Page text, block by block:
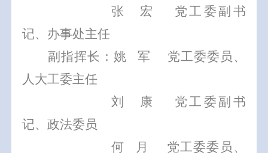
张
宏
党工委副书
记、办事处主任
副指挥长：姚
军
党工委委员、
人大工委主任
刘
康
党工委副书
记、政法委员
何
月
党工委委员、